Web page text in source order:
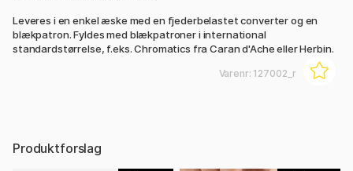
Leveres i en enkel æske med en fjederbelastet converter og en
blækpatron. Fyldes med blækpatroner i international
standardstørrelse, f.eks. Chromatics fra Caran d'Ache eller Herbin.
Varenr: 127002_r
Produktforslag